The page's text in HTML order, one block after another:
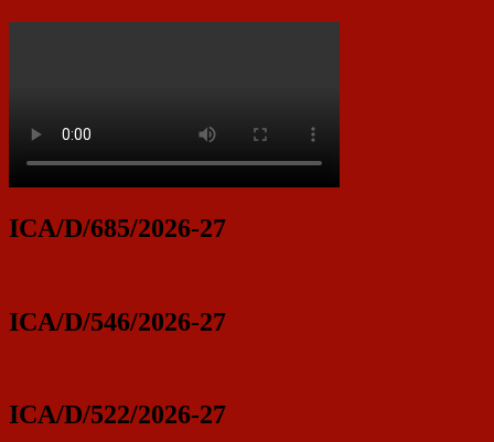
ICA/D/685/2026-27
ICA/D/546/2026-27
ICA/D/522/2026-27